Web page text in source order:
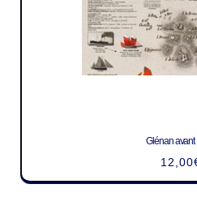
Glénan avant
12,00